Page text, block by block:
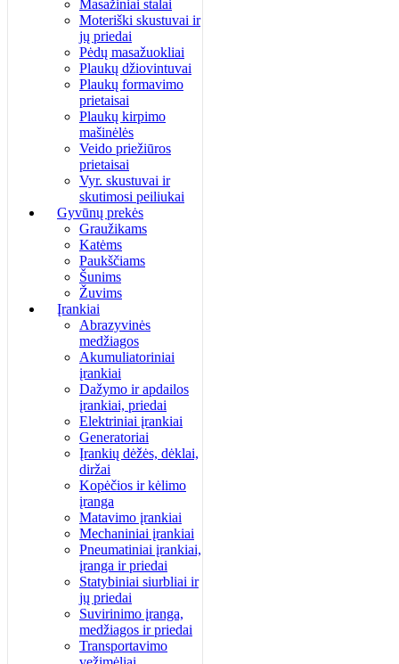
Masažiniai stalai
Moteriški skustuvai ir
jų priedai
Pėdų masažuokliai
Plaukų džiovintuvai
Plaukų formavimo
prietaisai
Plaukų kirpimo
mašinėlės
Veido priežiūros
prietaisai
Vyr. skustuvai ir
skutimosi peiliukai
Gyvūnų prekės
Graužikams
Katėms
Paukščiams
Šunims
Žuvims
Įrankiai
Abrazyvinės
medžiagos
Akumuliatoriniai
įrankiai
Dažymo ir apdailos
įrankiai, priedai
Elektriniai įrankiai
Generatoriai
Įrankių dėžės, dėklai,
diržai
Kopėčios ir kėlimo
įranga
Matavimo įrankiai
Mechaniniai įrankiai
Pneumatiniai įrankiai,
įranga ir priedai
Statybiniai siurbliai ir
jų priedai
Suvirinimo įranga,
medžiagos ir priedai
Transportavimo